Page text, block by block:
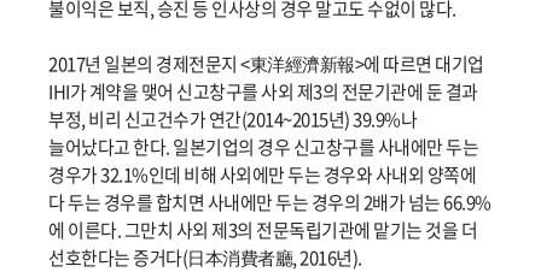
불이익은 보직, 승진 등 인사상의 경우 말고도 수없이 많다.
2017년 일본의 경제전문지 <東洋經濟新報>에 따르면 대기업
IHI가 계약을 맺어 신고창구를 사외 제3의 전문기관에 둔 결과
부정, 비리 신고건수가 연간(2014~2015년) 39.9%나
늘어났다고 한다. 일본기업의 경우 신고창구를 사내에만 두는
경우가 32.1%인데 비해 사외에만 두는 경우와 사내외 양쪽에
다 두는 경우를 합치면 사내에만 두는 경우의 2배가 넘는 66.9%
에 이른다. 그만치 사외 제3의 전문독립기관에 맡기는 것을 더
선호한다는 증거다(日本消費者廳, 2016년).